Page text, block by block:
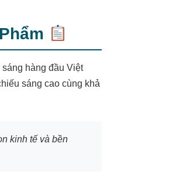
hàng đầu Việt
sáng cao cùng khả
kinh tế và bền